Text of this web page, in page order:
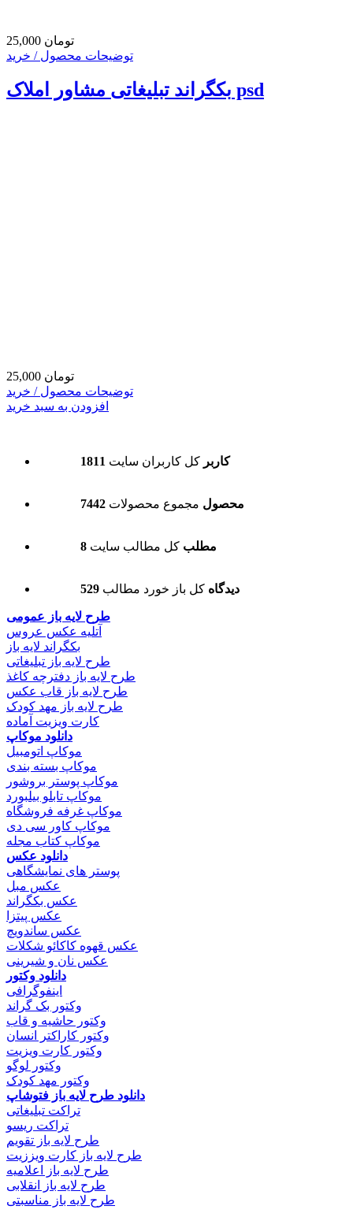
25,000 تومان
توضیحات محصول / خرید
بکگراند تبلیغاتی مشاور املاک psd
25,000 تومان
توضیحات محصول / خرید
افزودن به سبد خرید
1811 کاربر کل کاربران سایت
7442 محصول مجموع محصولات
8 مطلب کل مطالب سایت
529 دیدگاه کل باز خورد مطالب
طرح لایه باز عمومی
آتلیه عکس عروس
بکگراند لایه باز
طرح لایه باز تبلیغاتی
طرح لایه باز دفترچه کاغذ
طرح لایه باز قاب عکس
طرح لایه باز مهد کودک
کارت ویزیت آماده
دانلود موکاپ
موکاپ اتومبیل
موکاپ بسته بندی
موکاپ پوستر بروشور
موکاپ تابلو بیلبورد
موکاپ غرفه فروشگاه
موکاپ کاور سی دی
موکاپ کتاب مجله
دانلود عکس
پوستر های نمایشگاهی
عکس مبل
عکس بکگراند
عکس پیتزا
عکس ساندویچ
عکس قهوه کاکائو شکلات
عکس نان و شیرینی
دانلود وکتور
اینفوگرافی
وکتور بک گراند
وکتور حاشیه و قاب
وکتور کاراکتر انسان
وکتور کارت ویزیت
وکتور لوگو
وکتور مهد کودک
دانلود طرح لایه باز فتوشاپ
تراکت تبلیغاتی
تراکت ریسو
طرح لایه باز تقویم
طرح لایه باز کارت ویززیت
طرح لایه باز اعلامیه
طرح لایه باز انقلابی
طرح لایه باز مناسبتی